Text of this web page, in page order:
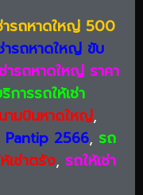
ารถหาดใหญ่ 500
ารถหาดใหญ่ ขับ
ารถหาดใหญ่ ราคา
การรถให้เช่า
ามบินหาดใหญ่,
Pantip 2566, รถ
เช่าตรัง, รถให้เช่า